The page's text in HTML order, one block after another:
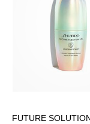
FUTURE